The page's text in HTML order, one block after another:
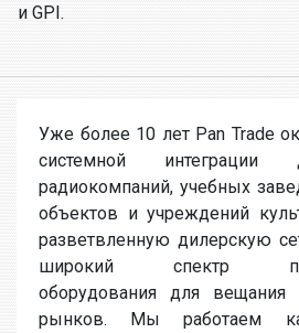
и GPI.
Уже более 10 лет Pan Trade
системной
радиокомпаний, учебных
объектов и учреждений
разветвленную дилерскую
широкий спектр
оборудования для вещания
рынков. Мы работаем